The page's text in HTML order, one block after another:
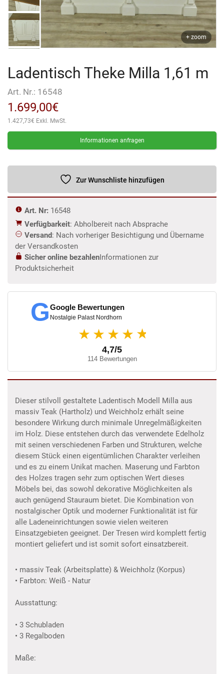
+ zoom
Ladentisch Theke Milla 1,61 m
Art. Nr.: 16548
1.699,00€
1.427,73€ Exkl. MwSt.
Informationen anfragen
Zur Wunschliste hinzufügen
Art. Nr: 16548
Verfügbarkeit: Abholbereit nach Absprache
Versand: Nach vorheriger Besichtigung und Übername
der Versandkosten
Sicher online bezahlenInformationen zur
Produktsicherheit
GGoogle Bewertungen
Nostalgie Palast Nordhorn
★★★★ ★
4,7/5
114 Bewertungen
Dieser stilvoll gestaltete Ladentisch Modell Milla aus
massiv Teak (Hartholz) und Weichholz erhält seine
besondere Wirkung durch minimale Unregelmäßigkeiten
im Holz. Diese entstehen durch das verwendete Edelholz
mit seinen verschiedenen Farben und Strukturen, welche
diesem Stück einen eigentümlichen Charakter verleihen
und es zu einem Unikat machen. Maserung und Farbton
des Holzes tragen sehr zum optischen Wert dieses
Möbels bei, das sowohl dekorative Möglichkeiten als
auch genügend Stauraum bietet. Die Kombination von
nostalgischer Optik und moderner Funktionalität ist für
alle Ladeneinrichtungen sowie vielen weiteren
Einsatzgebieten geeignet. Der Tresen wird komplett fertig
montiert geliefert und ist somit sofort einsatzbereit.
• massiv Teak (Arbeitsplatte) & Weichholz (Korpus)
• Farbton: Weiß - Natur
Ausstattung:
• 3 Schubladen
• 3 Regalboden
Maße: